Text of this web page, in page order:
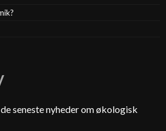
seneste nyheder om økologisk